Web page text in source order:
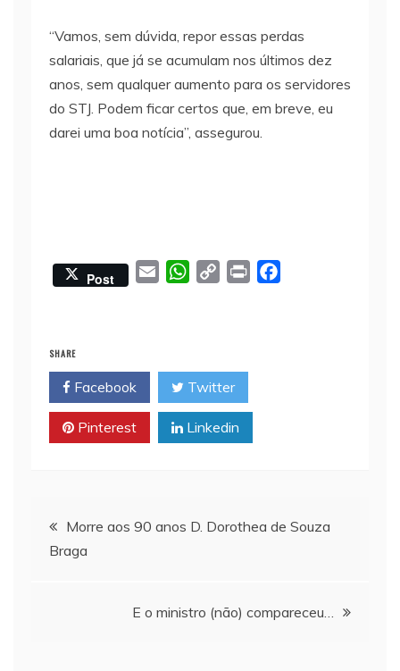
“Vamos, sem dúvida, repor essas perdas
salariais, que já se acumulam nos últimos dez
anos, sem qualquer aumento para os servidores
do STJ. Podem ficar certos que, em breve, eu
darei uma boa notícia”, assegurou.
Post
W
A
p
p
i
n
k
SHARE
Facebook Twitter
Pinterest Linkedin
Navegação
de
Morre aos 90 anos D. Dorothea de Souza
Braga
E o ministro (não) compareceu…